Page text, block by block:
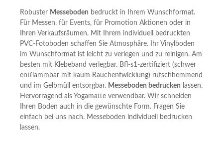
Robuster Messeboden bedruckt in Ihrem Wunschformat.
Für Messen, für Events, für Promotion Aktionen oder in
Ihren Verkaufsräumen. Mit Ihrem individuell bedruckten
PVC-Fotoboden schaffen Sie Atmosphäre. Ihr Vinylboden
im Wunschformat ist leicht zu verlegen und zu reinigen. Am
besten mit Klebeband verlegbar. Bfl-s1-zertifiziert (schwer
entflammbar mit kaum Rauchentwicklung) rutschhemmend
und im Gelbmüll entsorgbar. Messeboden bedrucken lassen.
Hervorragend als Yogamatte verwendbar. Wir schneiden
Ihren Boden auch in die gewünschte Form. Fragen Sie
einfach bei uns nach. Messeboden individuell bedrucken
lassen.